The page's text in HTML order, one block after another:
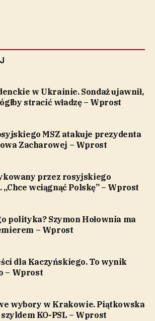
w Ukrainie. Sondaż ujawnił,
stracić władzę – Wprost
MSZ atakuje prezydenta
Zacharowej – Wprost
przez rosyjskiego
wciągnąć Polskę” – Wprost
polityka? Szymon Hołownia ma
– Wprost
dla Kaczyńskiego. To wynik
– Wprost
wybory w Krakowie. Piątkowska
KO-PSL – Wprost